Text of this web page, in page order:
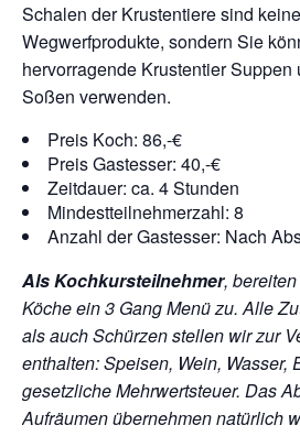
Schalen der Krustentiere sind
Wegwerfprodukte, sondern Sie
hervorragende Krustentier Suppen
Soßen verwenden.
Preis Koch: 86,-€
Preis Gastesser: 40,-€
Zeitdauer: ca. 4 Stunden
Mindestteilnehmerzahl: 8
Anzahl der Gastesser: Nach
Als Kochkursteilnehmer,
Köche ein 3 Gang Menü zu. Alle
als auch Schürzen stellen wir zur
enthalten: Speisen, Wein, Wasser,
gesetzliche Mehrwertsteuer. Das
Aufräumen übernehmen natürlich